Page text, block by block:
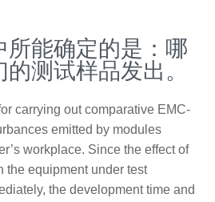
所能确定的是：哪
测试样品发出。
carrying out comparative EMC-
emitted by modules
workplace. Since the effect of
the equipment under test
the development time and